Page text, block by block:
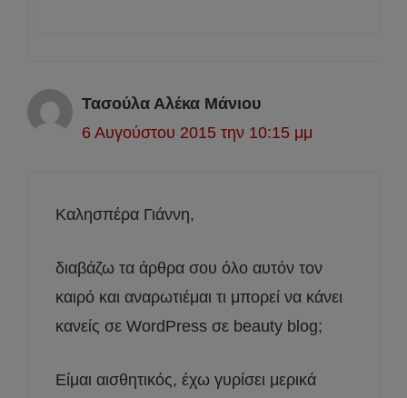
Τασούλα Αλέκα Μάνιου
6 Αυγούστου 2015 την 10:15 μμ
Καλησπέρα Γιάννη,
διαβάζω τα άρθρα σου όλο αυτόν τον
καιρό και αναρωτιέμαι τι μπορεί να κάνει
κανείς σε WordPress σε beauty blog;
Είμαι αισθητικός, έχω γυρίσει μερικά